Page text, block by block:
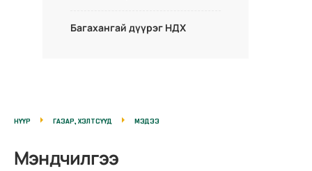
Багахангай дүүрэг НДХ
НҮҮР ГАЗАР, ХЭЛТСҮҮД МЭДЭЭ
Мэндчилгээ